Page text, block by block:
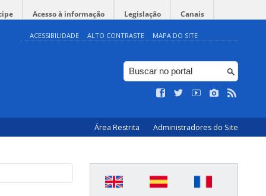
Acesso à informação Legislação Canais
ACESSIBILIDADE ALTO CONTRASTE MAPA DO SITE
Área Restrita Administradores do Site